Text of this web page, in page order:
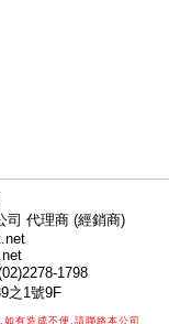
司 代理商 (經銷商)
1798
之1號9F
有造成不便,請聯絡本公司